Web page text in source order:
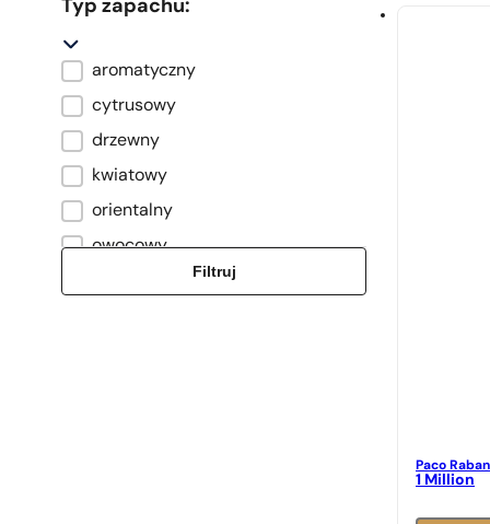
Typ zapachu:
Typ zapachu
aromatyczny
cytrusowy
drzewny
kwiatowy
orientalny
owocowy
Filtruj
Paco
1 Million